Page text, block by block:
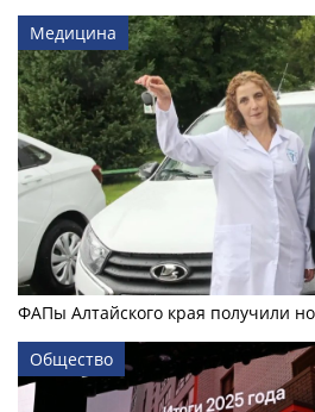
Медицина
ФАПы Алтайского края получили
Общество